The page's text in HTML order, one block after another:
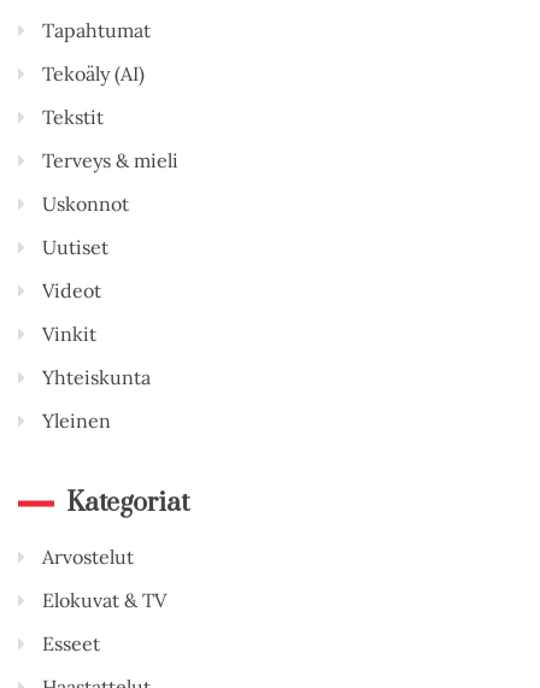
Tapahtumat
Tekoäly (AI)
Tekstit
Terveys & mieli
Uskonnot
Uutiset
Videot
Vinkit
Yhteiskunta
Yleinen
Kategoriat
Arvostelut
Elokuvat & TV
Esseet